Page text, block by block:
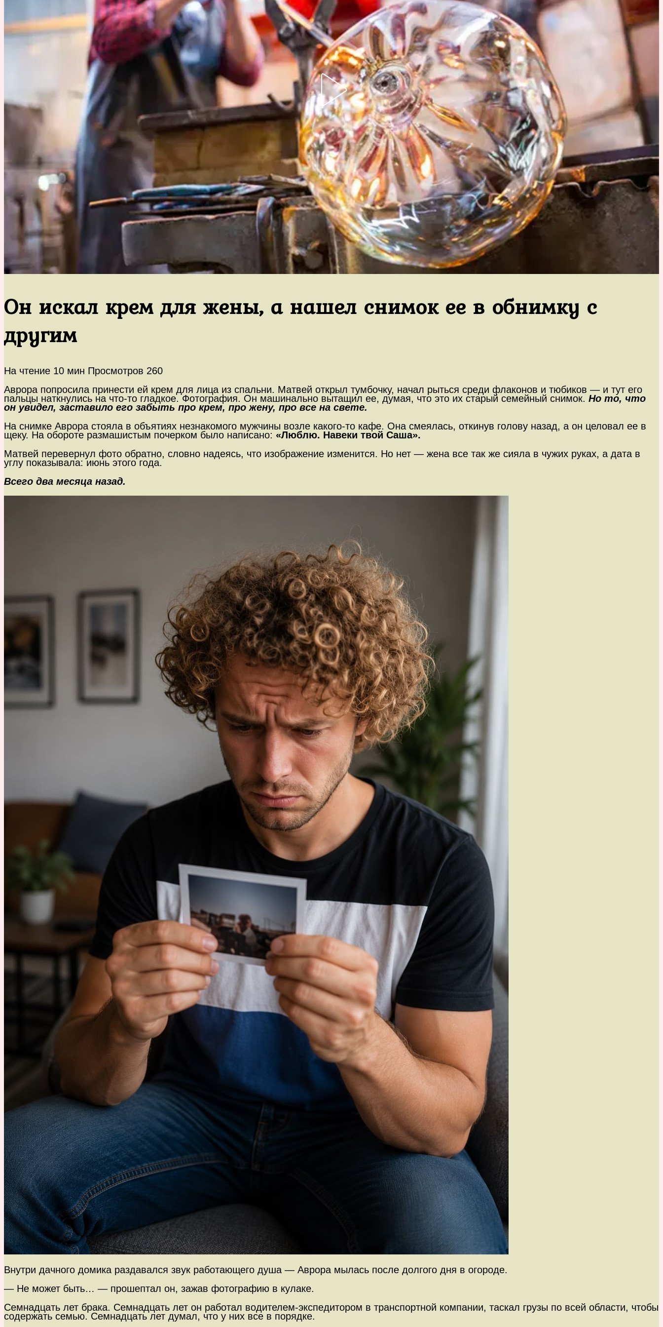
Он искал крем для жены, а нашел снимок ее в обнимку с
другим
На чтение 10 мин Просмотров 260
Аврора попросила принести ей крем для лица из спальни. Матвей открыл тумбочку, начал рыться среди флаконов и тюбиков — и тут его
пальцы наткнулись на что-то гладкое. Фотография. Он машинально вытащил ее, думая, что это их старый семейный снимок. Но то, что
он увидел, заставило его забыть про крем, про жену, про все на свете.
На снимке Аврора стояла в объятиях незнакомого мужчины возле какого-то кафе. Она смеялась, откинув голову назад, а он целовал ее в
щеку. На обороте размашистым почерком было написано: «Люблю. Навеки твой Саша».
Матвей перевернул фото обратно, словно надеясь, что изображение изменится. Но нет — жена все так же сияла в чужих руках, а дата в
углу показывала: июнь этого года.
Всего два месяца назад.
Внутри дачного домика раздавался звук работающего душа — Аврора мылась после долгого дня в огороде.
— Не может быть… — прошептал он, зажав фотографию в кулаке.
Семнадцать лет брака. Семнадцать лет он работал водителем-экспедитором в транспортной компании, таскал грузы по всей области, чтобы
содержать семью. Семнадцать лет думал, что у них все в порядке.